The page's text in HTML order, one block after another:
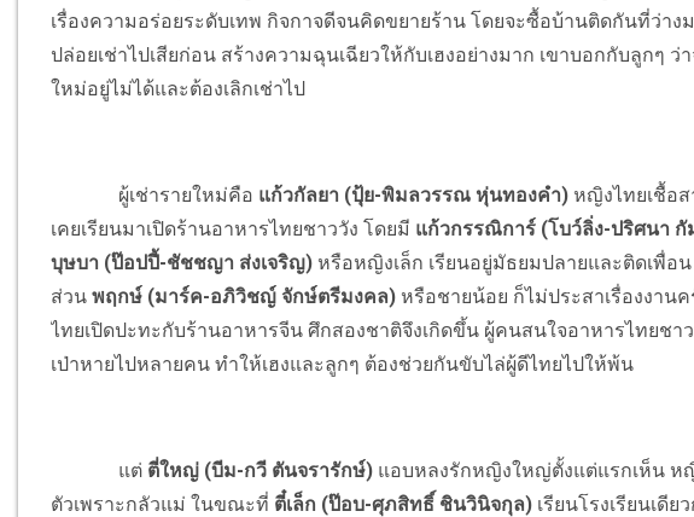
เรื่องความอร่อยระดับเทพ กิจกาจดีจนคิดขยายร้าน โดยจะซื้อบ้านติดกันที่ว่า
ปล่อยเช่าไปเสียก่อน สร้างความฉุนเฉียวให้กับเฮงอย่างมาก เขาบอกกับลูกๆ ว่
ใหม่อยู่ไม่ได้และต้องเลิกเช่าไป
ผู้เช่ารายใหม่คือ แก้วกัลยา (ปุ้ย-พิมลวรรณ หุ่นทองคำ) หญิงไทยเชื้อส
เคยเรียนมาเปิดร้านอาหารไทยชาววัง โดยมี แก้วกรรณิการ์ (โบว์ลิ่ง-ปริศนา
บุษบา (ป๊อปปี้-ชัชชญา ส่งเจริญ) หรือหญิงเล็ก เรียนอยู่มัธยมปลายและติดเพื่อ
ส่วนพฤกษ์ (มาร์ค-อภิวิชญ์ จักษ์ตรีมงคล) หรือชายน้อย ก็ไม่ประสาเรื่องงาน
ไทยเปิดปะทะกับร้านอาหารจีน ศึกสองชาติจึงเกิดขึ้น ผู้คนสนใจอาหารไทยชา
เป่าหายไปหลายคน ทำให้เฮงและลูกๆ ต้องช่วยกันขับไล่ผู้ดีไทยไปให้พ้น
แต่ ตี่ใหญ่ (บีม-กวี ตันจรารักษ์) แอบหลงรักหญิงใหญ่ตั้งแต่แรกเห็น
ตัวเพราะกลัวแม่ ในขณะที่ ตี๋เล็ก (ป๊อบ-ศุภสิทธิ์ ชินวินิจกุล) เรียนโรงเรียนเดี